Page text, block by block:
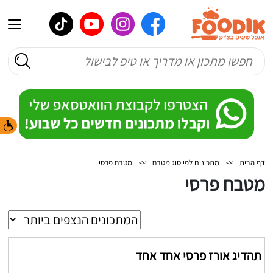
דף הבית >> מתכונים לפי סוג מטבח >> מטבח פרסי
מטבח פרסי
תהדיג אורז פרסי אחד אחד